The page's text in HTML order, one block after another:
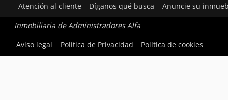
Atención al cliente Díganos qué busca Anuncie su
Inmobiliaria de Administradores Alfa
Aviso legal
Política de Privacidad Política de cookies